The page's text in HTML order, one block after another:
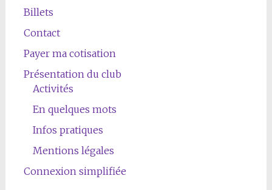
Billets
Contact
Payer ma cotisation
Présentation du club
Activités
En quelques mots
Infos pratiques
Mentions légales
Connexion simplifiée